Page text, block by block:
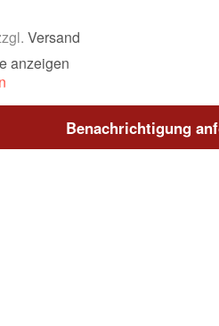
Versand
anzeigen
Benachrichtigung